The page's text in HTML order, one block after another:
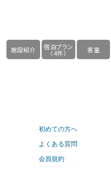
施設紹介 宿泊プラン
（4件） 客室
初めての方へ
よくある質問
会員規約